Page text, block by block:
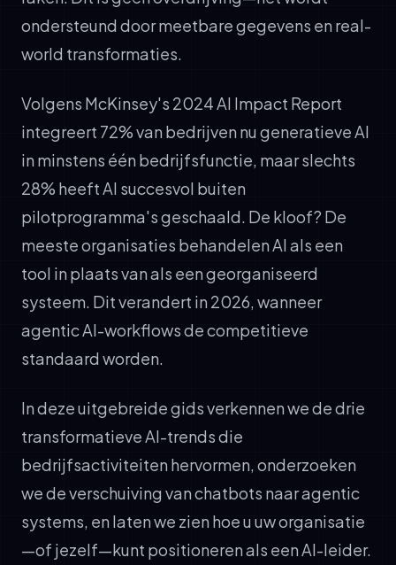
ondersteund door meetbare gegevens en real-
world transformaties.
Volgens McKinsey's 2024 AI Impact Report
integreert 72% van bedrijven nu generatieve AI
in minstens één bedrijfsfunctie, maar slechts
28% heeft AI succesvol buiten
pilotprogramma's geschaald. De kloof? De
meeste organisaties behandelen AI als een
tool in plaats van als een georganiseerd
systeem. Dit verandert in 2026, wanneer
agentic AI-workflows de competitieve
standaard worden.
In deze uitgebreide gids verkennen we de drie
transformatieve AI-trends die
bedrijfsactiviteiten hervormen, onderzoeken
we de verschuiving van chatbots naar agentic
systems, en laten we zien hoe u uw organisatie
—of jezelf—kunt positioneren als een AI-leider.